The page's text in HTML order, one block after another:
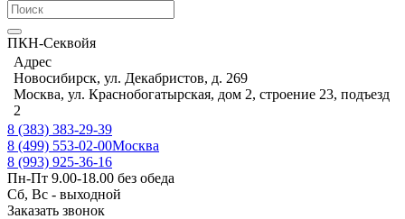
ПКН-Секвойя
Адрес
Новосибирск, ул. Декабристов, д. 269
Москва, ул. Краснобогатырская, дом 2, строение 23, подъезд
2
8 (383) 383-29-39
8 (499) 553-02-00Москва
8 (993) 925-36-16
Пн-Пт 9.00-18.00 без обеда
Сб, Вс - выходной
Заказать звонок